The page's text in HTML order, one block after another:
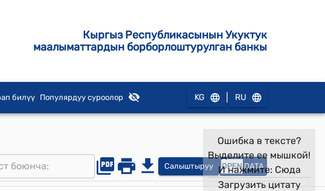
Кыргыз Республикасынын Укуктук
маалыматтардын борборлоштурулган банкы
билүү Популярдуу суроолор KG RU
Салыштыруу OPEN DATA
Ошибка в тексте?
Выделите ее мышкой!
И нажмите: Сюда
Загрузить цитату